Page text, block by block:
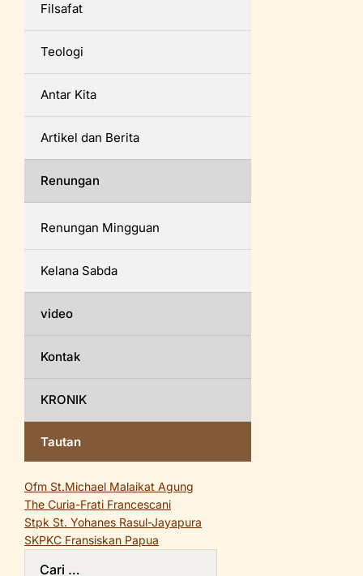
Filsafat
Teologi
Antar Kita
Artikel dan Berita
Renungan
Renungan Mingguan
Kelana Sabda
video
Kontak
KRONIK
Tautan
Ofm St.Michael Malaikat Agung
The Curia-Frati Francescani
Stpk St. Yohanes Rasul-Jayapura
SKPKC Fransiskan Papua